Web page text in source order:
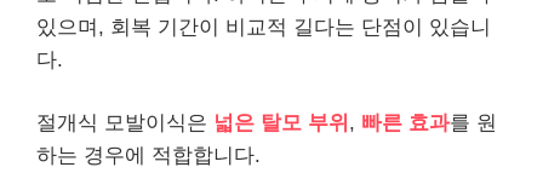
있으며, 회복 기간이 비교적 길다는 단점이 있습니
다.
절개식 모발이식은 넓은 탈모 부위 , 빠른 효과를 원
하는 경우에 적합합니다.